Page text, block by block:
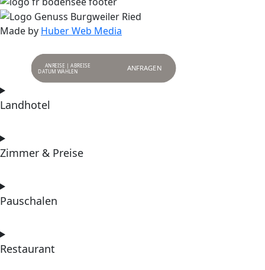
Made by Huber Web Media
ANREISE | ABREISE ANFRAGEN
Landhotel
Zimmer & Preise
Pauschalen
Restaurant